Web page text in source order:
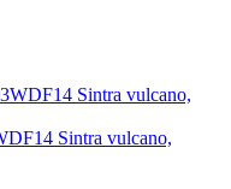
Sintra vulcano,